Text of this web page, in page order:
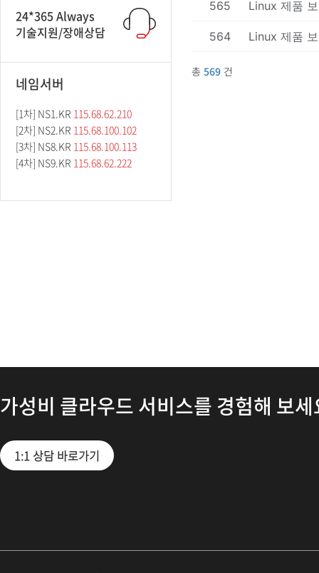
24*365 Always
기술지원/장애상담
네임서버
[1차] NS1.KR 115.68.62.210
[2차] NS2.KR 115.68.100.102
[3차] NS8.KR 115.68.100.113
[4차] NS9.KR 115.68.62.222
가성비 클라우드 서비스를 경험해 보
1:1 상담 바로가기